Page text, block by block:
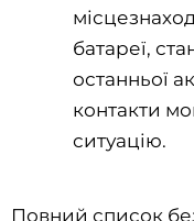
батареї,
останньої
контакти
ситуацію.
Повний список